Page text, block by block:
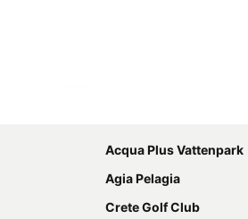
Acqua Plus Vattenpark
Agia Pelagia
Crete Golf Club